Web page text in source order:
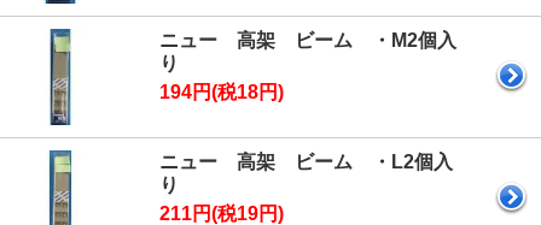
ニュー 高架 ビーム ・M2個入
り
194円(税18円)
ニュー 高架 ビーム ・L2個入
り
211円(税19円)